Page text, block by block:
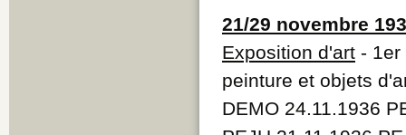
21/29 novembre
Exposition d'art -
peinture et objets
DEMO 24.11.1936